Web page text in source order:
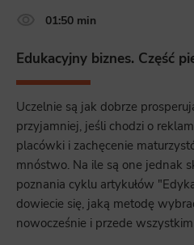
Functionality
example, we may use functional cookies to remember your
making it easier for you to use the site.
Analytics
Scripts and data used to collect information to analyze site
site, and to create aggregate demographic statistics about
to measure the effectiveness of actions taken and content
Scope responsible for displaying personalized ads that may
habits and demographic criteria. Also, third-party files that,
websites, profile the user, providing him or her with the
appropriate.
01:50 min
Edukacyjny biznes. Część
Uczelnie są jak dobrze
przyjamniej, jeśli chodzi o
placówki i zachęcenie
mnóstwo. Na ile są one jednak
poznania cyklu artykułów
dowiecie się, jaką metodę
nowocześnie i przede